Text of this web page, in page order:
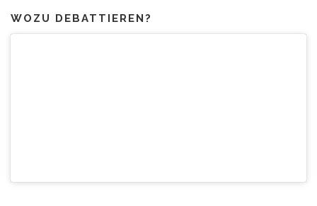
WOZU DEBATTIEREN?